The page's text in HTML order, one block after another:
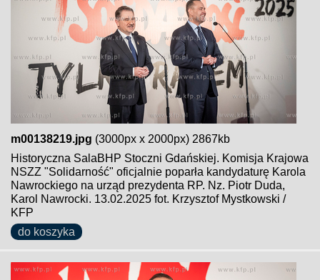
m00138219.jpg (3000px x 2000px) 2867kb
Historyczna SalaBHP Stoczni Gdańskiej. Komisja Krajowa
NSZZ "Solidarność" oficjalnie poparła kandydaturę Karola
Nawrockiego na urząd prezydenta RP. Nz. Piotr Duda,
Karol Nawrocki. 13.02.2025 fot. Krzysztof Mystkowski /
KFP
do koszyka